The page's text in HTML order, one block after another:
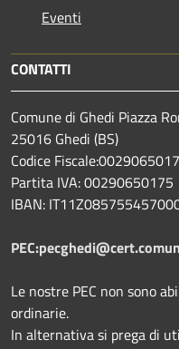
Eventi
CONTATTI
Comune di Ghedi Piazza
25016 Ghedi (BS)
Codice
Partita IVA: 00290650175
IBAN:
Le nostre PEC non sono
ordinarie.
In alternativa si prega di